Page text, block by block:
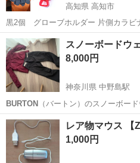
高知県 高知市
黒2個 グローブホルダー 片側カラビ
色: 黒2個 耐荷重：約500g "プレゼントとしても最適です" · 例えば作業
をしていて、グローブ をどこに置い
ッ...
高知 高知市 ゴルフ グロー
スノーボードウ
8,000円
神奈川県 中野島駅
BURTON
（バートン）のスノーボー
神奈川 川崎市 中野島駅 ス
レア物マウス 【
1,000円